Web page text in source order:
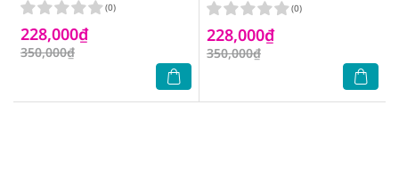
228,000₫
350,000₫
(0)
228,000₫
350,000₫
(0)